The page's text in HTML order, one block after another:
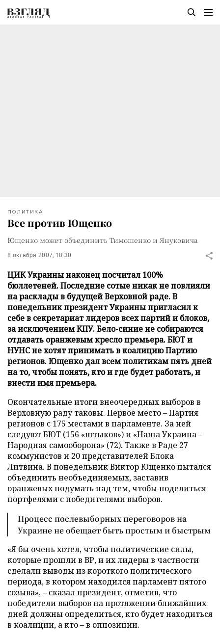
ПОЛИТИКА
Все против Ющенко
Ющенко может объединить Тимошенко и Януковича
8 октября 2007, 18:30
ЦИК Украины наконец посчитал 100%
бюллетеней. Последние сотые никак не повлияли
на расклады в будущей Верховной раде. В
понедельник президент Украины пригласил к
себе в секретариат лидеров всех партий и блоков,
за исключением КПУ. Бело-синие не собираются
отдавать оранжевым кресло премьера. БЮТ и
НУНС не хотят принимать в коалицию Партию
регионов. Ющенко дал всем политикам пять дней
на то, чтобы понять, кто и где будет работать, и
внести имя премьера.
Окончательные итоги внеочередных выборов в
Верховную раду таковы. Первое место – Партия
регионов с 175 местами в парламенте. За ней
следуют БЮТ (156 «штыков») и «Наша Украина –
Народная самооборона» (72). Также в Раде 27
коммунистов и 20 представителей Блока
Литвина. В понедельник Виктор Ющенко пытался
объединить необъединяемых, заставив
оранжевых подумать над тем, чтобы поделиться
портфелями с победителями выборов.
Процесс послевыборных переговоров на
Украине не обещает быть простым и быстрым
«Я бы очень хотел, чтобы политические силы,
которые прошли в ВР, и их лидеры в частности
сделали выводы из короткого политического
периода, в котором находился парламент пятого
созыва», – сказал президент, отметив, что
победители выборов на протяжении ближайших
дней должны определиться, кто будет находиться
в коалиции, а кто – в оппозиции.